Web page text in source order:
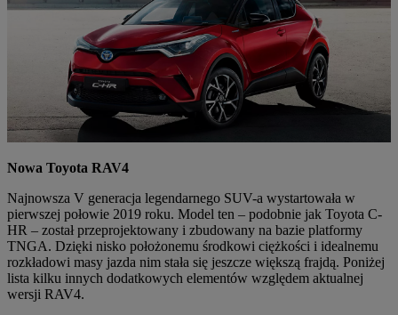
Nowa Toyota RAV4
Najnowsza V generacja legendarnego SUV-a wystartowała w
pierwszej połowie 2019 roku. Model ten – podobnie jak Toyota C-
HR – został przeprojektowany i zbudowany na bazie platformy
TNGA. Dzięki nisko położonemu środkowi ciężkości i idealnemu
rozkładowi masy jazda nim stała się jeszcze większą frajdą. Poniżej
lista kilku innych dodatkowych elementów względem aktualnej
wersji RAV4.